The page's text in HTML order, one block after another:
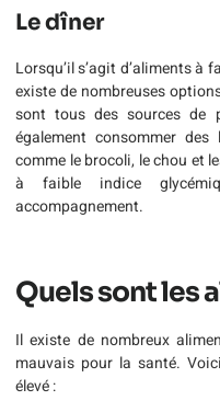
Le dîner
Lorsqu’il s’agit d’aliments à
existe de nombreuses
sont tous des sources de
également consommer
comme le brocoli, le chou et
à faible indice
accompagnement.
Quels sont les
Il existe de nombreux
mauvais pour la santé.
élevé :